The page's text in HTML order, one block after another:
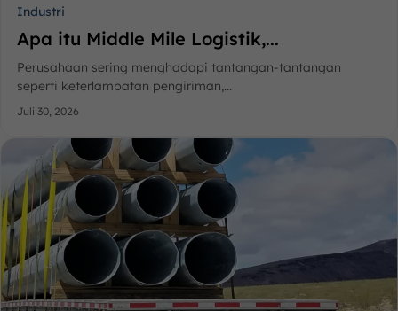
Industri
Apa itu Middle Mile Logistik,...
Perusahaan sering menghadapi tantangan-tantangan
seperti keterlambatan pengiriman,...
Juli 30, 2026